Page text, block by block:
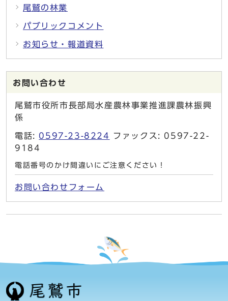
尾鷲の林業
パブリックコメント
お知らせ・報道資料
お問い合わせ
尾鷲市役所市長部局水産農林事業推進課農林振興
係
電話: 0597-23-8224
ファックス: 0597-22-
9184
電話番号のかけ間違いにご注意ください！
お問い合わせフォーム